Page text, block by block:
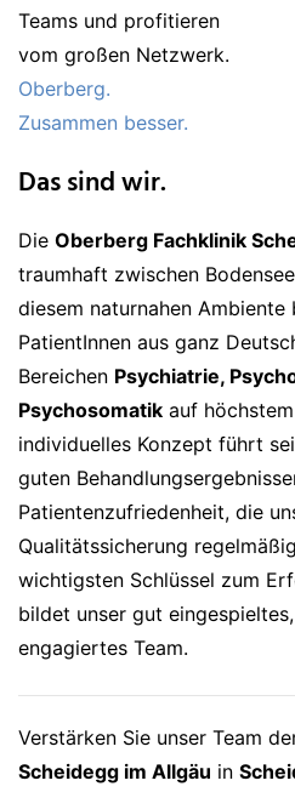
Teams und profitieren
vom großen Netzwerk.
Oberberg.
Zusammen besser.
Das sind wir.
Die Oberberg Fachklinik
traumhaft zwischen
diesem naturnahen Ambiente
PatientInnen aus ganz
Bereichen Psychiatrie,
Psychosomatik auf
individuelles Konzept führt
guten
Patientenzufriedenheit, die
Qualitätssicherung
wichtigsten Schlüssel zum
bildet unser gut
engagiertes Team.
Verstärken Sie unser Team
Scheidegg im Allgäu in